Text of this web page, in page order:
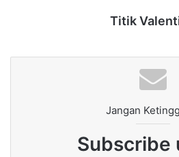
Titik
Jangan
Subscribe